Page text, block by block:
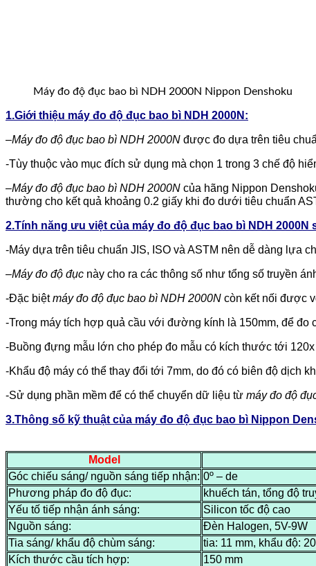
Máy đo độ đục bao bì NDH 2000N Nippon Denshoku
1.Giới thiệu máy đo độ đục bao bì NDH 2000N:
–Máy đo độ đục bao bì NDH 2000N được đo dựa trên tiêu
-Tùy thuộc vào mục đích sử dụng mà chọn 1 trong 3 chế độ
–Máy đo độ đục bao bì NDH 2000N của hãng Nippon
thường cho kết quả khoảng 0.2 giấy khi đo dưới tiêu chuẩn
2.Tính năng ưu việt của máy đo độ đục bao bì NDH
-Máy dựa trên tiêu chuẩn JIS, ISO và ASTM nên dễ dàng lựa
–Máy đo độ đục này cho ra các thông số như tổng số truyền
-Đặc biệtmáy đo độ đục bao bì NDH 2000N còn kết nối được
-Trong máy tích hợp quả cầu với đường kính là 150mm, để đo
-Buồng đựng mẫu lớn cho phép đo mẫu có kích thước tới 120x
-Khẩu độ máy có thể thay đổi tới 7mm, do đó có biên độ dịch
-Sử dụng phần mềm để có thể chuyển dữ liệu từ máy đo độ
3.Thông số kỹ thuật của máy đo độ đục bao bì Nippon
Model
Góc chiếu sáng/ nguồn sáng tiếp nhận: 0º – de
Phương pháp đo độ đục:
khuếch tán, tổng độ
Yếu tố tiếp nhận ánh sáng:
Silicon tốc độ cao
Nguồn sáng:
Đèn Halogen, 5V-9W
Tia sáng/ khẩu độ chùm sáng:
tia: 11 mm, khẩu độ:
Kích thước cầu tích hợp:
150 mm